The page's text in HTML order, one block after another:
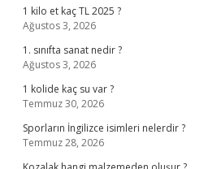
1 kilo et kaç TL 2025 ?
Ağustos 3, 2026
1. sınıfta sanat nedir ?
Ağustos 3, 2026
1 kolide kaç su var ?
Temmuz 30, 2026
Sporların İngilizce isimleri nelerdir ?
Temmuz 28, 2026